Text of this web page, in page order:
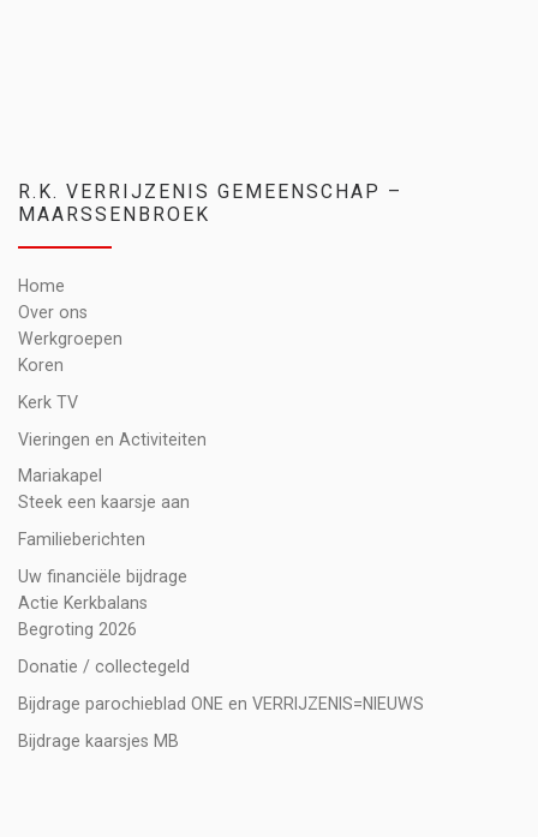
R.K. VERRIJZENIS GEMEENSCHAP –
MAARSSENBROEK
Home
Over ons
Werkgroepen
Koren
Kerk TV
Vieringen en Activiteiten
Mariakapel
Steek een kaarsje aan
Familieberichten
Uw financiële bijdrage
Actie Kerkbalans
Begroting 2026
Donatie / collectegeld
Bijdrage parochieblad ONE en VERRIJZENIS=NIEUWS
Bijdrage kaarsjes MB